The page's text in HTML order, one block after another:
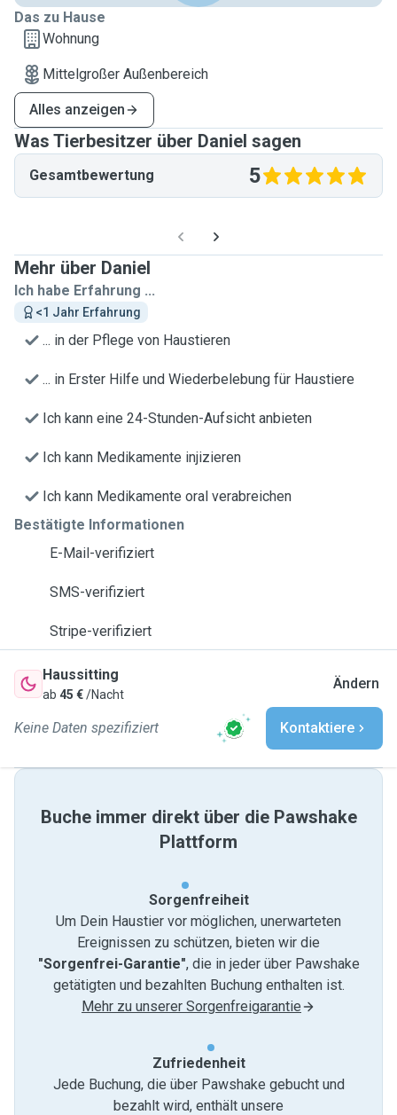
Das zu Hause
Wohnung
Mittelgroßer Außenbereich
Alles anzeigen
Was Tierbesitzer über Daniel sagen
Gesamtbewertung 5
Mehr über Daniel
Ich habe Erfahrung ...
<1 Jahr Erfahrung
... in der Pflege von Haustieren
... in Erster Hilfe und Wiederbelebung für Haustiere
Ich kann eine 24-Stunden-Aufsicht anbieten
Ich kann Medikamente injizieren
Ich kann Medikamente oral verabreichen
Bestätigte Informationen
E-Mail-verifiziert
SMS-verifiziert
Stripe-verifiziert
Haussitting
ab 45 €/Nacht
Ändern
Keine Daten spezifiziert Kontaktiere
Buche immer direkt über die Pawshake
Plattform
Sorgenfreiheit
Um Dein Haustier vor möglichen, unerwarteten
Ereignissen zu schützen, bieten wir die
"Sorgenfrei-Garantie", die in jeder über Pawshake
getätigten und bezahlten Buchung enthalten ist.
Mehr zu unserer Sorgenfreigarantie
Zufriedenheit
Jede Buchung, die über Pawshake gebucht und
bezahlt wird, enthält unsere